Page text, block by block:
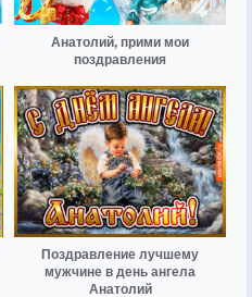
Анатолий, прими мои
поздравления
Поздравление лучшему
мужчине в день ангела
Анатолий